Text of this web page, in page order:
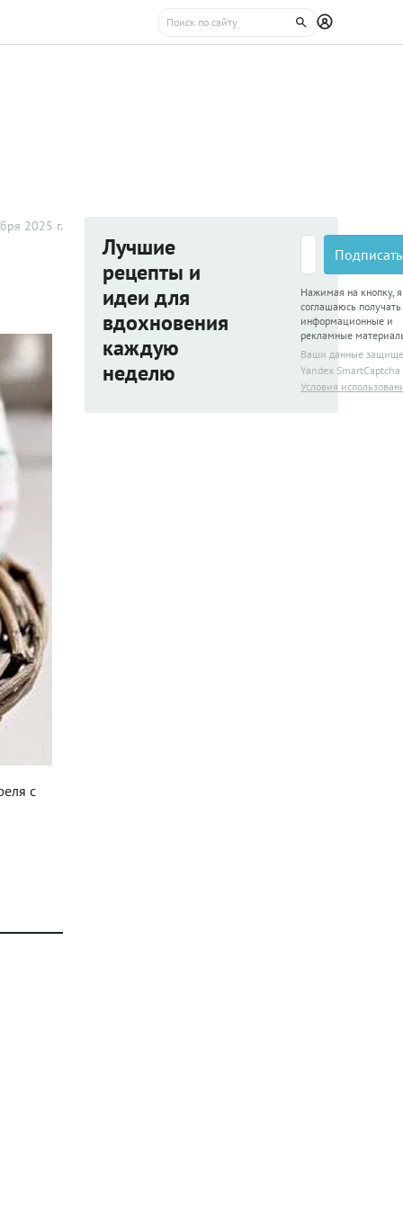
2025 г.
с
Лучшие
рецепты и
идеи для
вдохновения
каждую
неделю
Нажимая на кнопку, я
соглашаюсь получать
информационные и
рекламные
Ваши данные
Yandex SmartCaptcha
Условия